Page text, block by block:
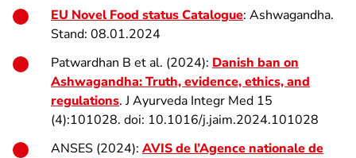
EU Novel Food status Catalogue: Ashwagandha.
Stand: 08.01.2024
Patwardhan B et al. (2024): Danish ban on
Ashwagandha: Truth, evidence, ethics, and
regulations. J Ayurveda Integr Med 15
(4):101028. doi: 10.1016/j.jaim.2024.101028
ANSES (2024): AVIS de l’Agence nationale de